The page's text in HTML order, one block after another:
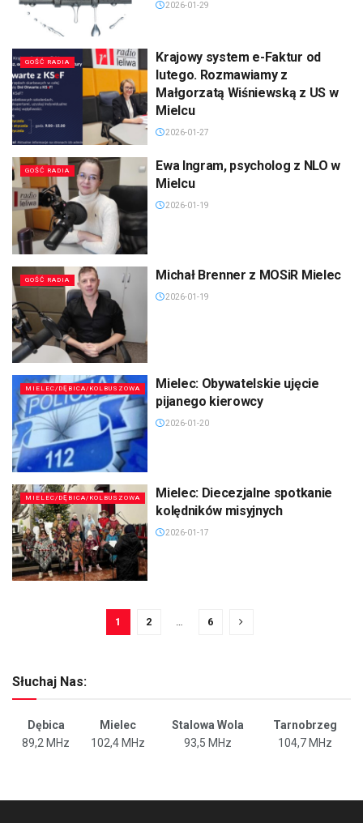
2026-01-29
GOŚĆ RADIA
Krajowy system e-Faktur od
lutego. Rozmawiamy z
Małgorzatą Wiśniewską z US w
Mielcu
2026-01-27
GOŚĆ RADIA
Ewa Ingram, psycholog z NLO w
Mielcu
2026-01-19
GOŚĆ RADIA Michał Brenner z MOSiR Mielec
2026-01-19
MIELEC/DĘBICA/KOLBUSZOWA
Mielec: Obywatelskie ujęcie
pijanego kierowcy
2026-01-20
MIELEC/DĘBICA/KOLBUSZOWA
Mielec: Diecezjalne spotkanie
kolędników misyjnych
2026-01-17
1 2 … 6
Słuchaj Nas:
Dębica Mielec Stalowa Wola
Tarnobrzeg
89,2 MHz
102,4 MHz 93,5 MHz 104,7 MHz